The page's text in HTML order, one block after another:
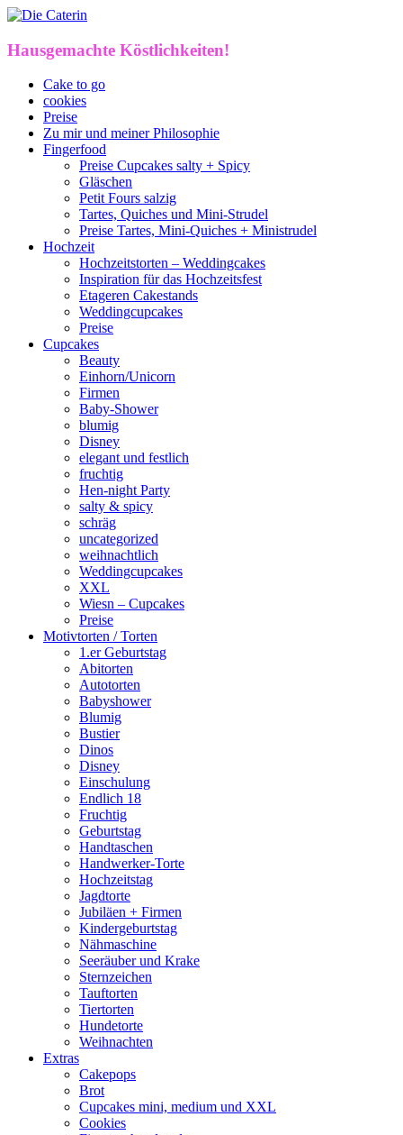
Hausgemachte Köstlichkeiten!
Cake to go
cookies
Preise
Zu mir und meiner Philosophie
Fingerfood
Preise Cupcakes salty + Spicy
Gläschen
Petit Fours salzig
Tartes, Quiches und Mini-Strudel
Preise Tartes, Mini-Quiches + Ministrudel
Hochzeit
Hochzeitstorten – Weddingcakes
Inspiration für das Hochzeitsfest
Etageren Cakestands
Weddingcupcakes
Preise
Cupcakes
Beauty
Einhorn/Unicorn
Firmen
Baby-Shower
blumig
Disney
elegant und festlich
fruchtig
Hen-night Party
salty & spicy
schräg
uncategorized
weihnachtlich
Weddingcupcakes
XXL
Wiesn – Cupcakes
Preise
Motivtorten / Torten
1.er Geburtstag
Abitorten
Autotorten
Babyshower
Blumig
Bustier
Dinos
Disney
Einschulung
Endlich 18
Fruchtig
Geburtstag
Handtaschen
Handwerker-Torte
Hochzeitstag
Jagdtorte
Jubiläen + Firmen
Kindergeburtstag
Nähmaschine
Seeräuber und Krake
Sternzeichen
Tauftorten
Tiertorten
Hundetorte
Weihnachten
Extras
Cakepops
Brot
Cupcakes mini, medium und XXL
Cookies